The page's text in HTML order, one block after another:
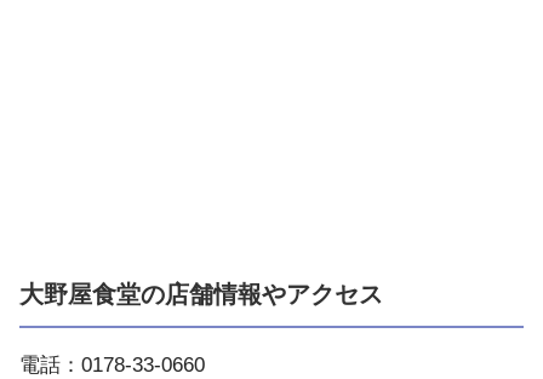
大野屋食堂の店舗情報やアクセス
電話：0178-33-0660